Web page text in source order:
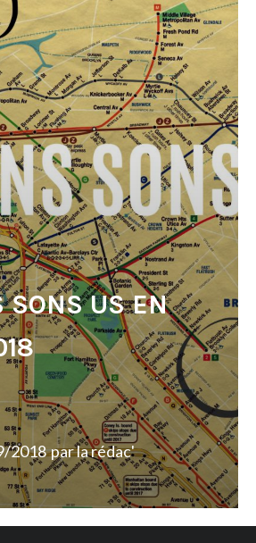
SONS US EN
2018 parla rédac'